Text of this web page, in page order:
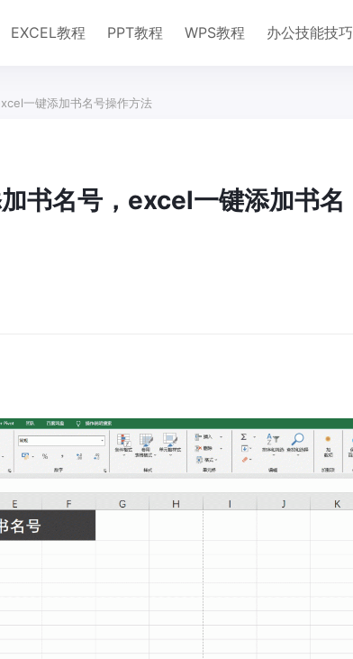
EXCEL教程 PPT教程 WPS教程 办公技能技巧
一键添加书名号操作方法
书名号，excel一键添加书名